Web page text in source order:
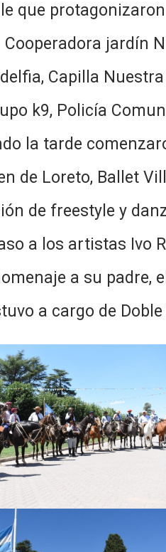
que
Cooperadora jardín
Capilla
k9, Policía
la tarde
de Loreto, Ballet
de freestyle y
a los artistas Ivo
a su padre,
a cargo de